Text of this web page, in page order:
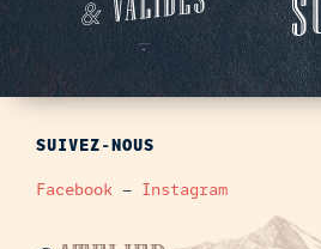
SUIVEZ-NOUS
Facebook – Instagram